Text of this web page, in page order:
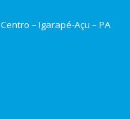
– Igarapé-Açu – PA